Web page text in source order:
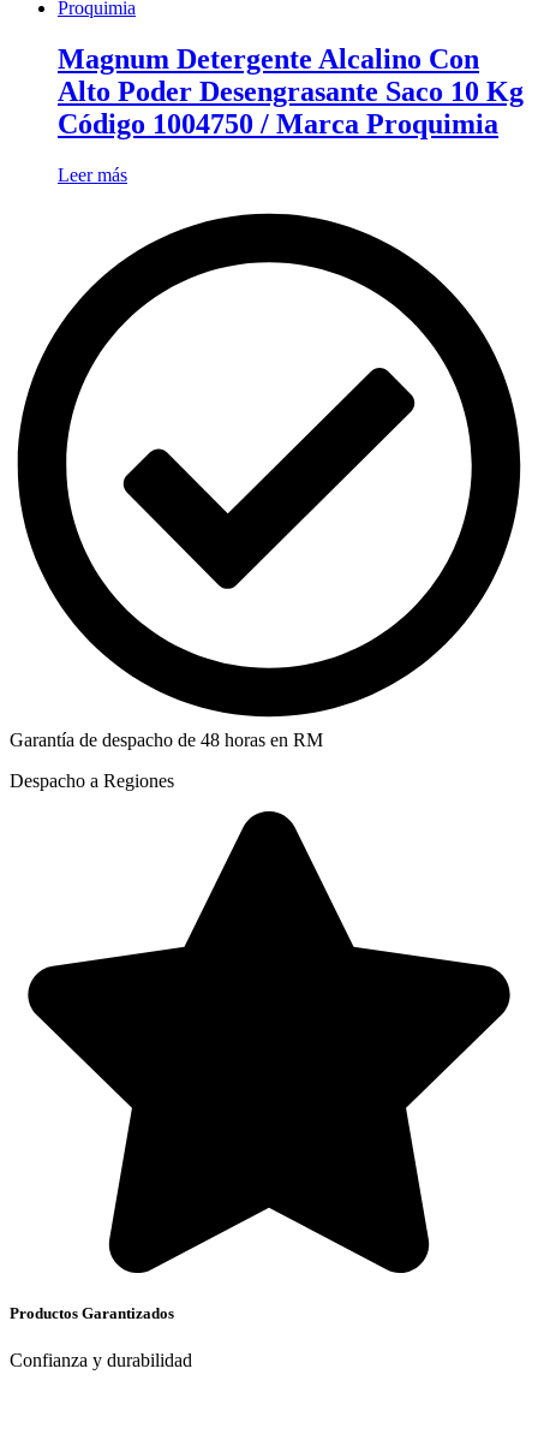
Magnum Detergente Alcalino Con
Alto Poder Desengrasante Saco 10 Kg
Código 1004750 / Marca Proquimia
Leer más
Garantía de despacho de 48 horas en RM
Despacho a Regiones
Productos Garantizados
Confianza y durabilidad